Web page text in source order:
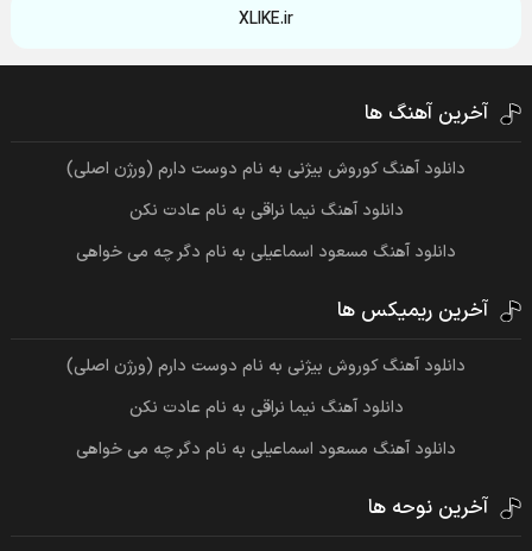
XLIKE.ir
آخرین آهنگ ها
دانلود آهنگ کوروش بیژنی به نام دوست دارم (ورژن اصلی)
دانلود آهنگ نیما نراقی به نام عادت نکن
دانلود آهنگ مسعود اسماعیلی به نام دگر چه می خواهی
آخرین ریمیکس ها
دانلود آهنگ کوروش بیژنی به نام دوست دارم (ورژن اصلی)
دانلود آهنگ نیما نراقی به نام عادت نکن
دانلود آهنگ مسعود اسماعیلی به نام دگر چه می خواهی
آخرین نوحه ها